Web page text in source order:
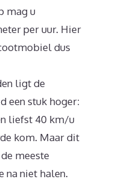
mag u
per uur. Hier
dus
ligt de
een stuk hoger:
liefst 40 km/u
kom. Maar dit
meeste
na niet halen.